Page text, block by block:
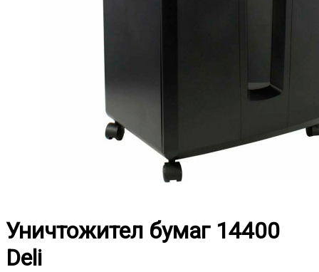
Уничтожител бумаг 14400
Deli